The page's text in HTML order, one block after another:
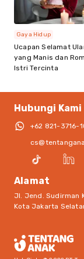
Ucapan Selamat
yang Manis dan
Istri Tercinta
Gaya Hidup
Hubungi Kami
+62 821-3716-
Alamat
Jl. Jend. Sudirman
Kota Jakarta